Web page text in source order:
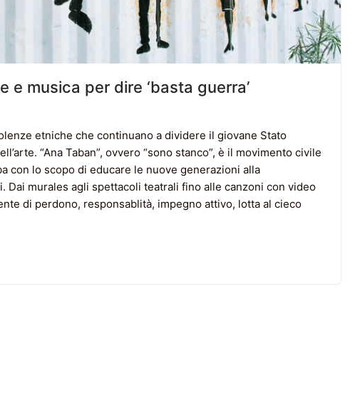
e musica per dire ‘basta guerra’
etniche che continuano a dividere il giovane Stato
“Ana Taban”, ovvero “sono stanco”, è il movimento civile
con lo scopo di educare le nuove generazioni alla
murales agli spettacoli teatrali fino alle canzoni con video
di perdono, responsablità, impegno attivo, lotta al cieco